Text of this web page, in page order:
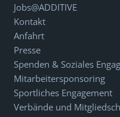
Jobs@ADDITIVE
Kontakt
Anfahrt
Presse
Spenden & Soziales
Mitarbeitersponsoring
Sportliches Engagement
Verbände und